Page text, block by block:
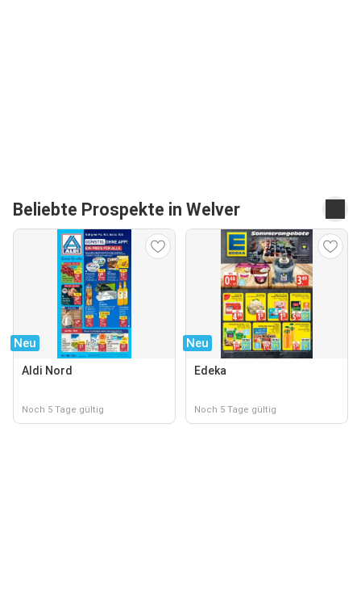
Beliebte Prospekte in Welver
Neu
Aldi Nord
Noch 5 Tage gültig
Neu
Edeka
Noch 5 Tage gültig